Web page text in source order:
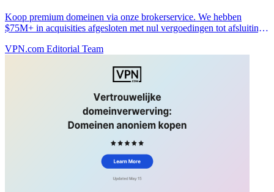
Koop premium domeinen via onze brokerservice. We hebben
$75M+ in acquisities afgesloten met nul vergoedingen tot afsluiting.
VPN.com Editorial Team